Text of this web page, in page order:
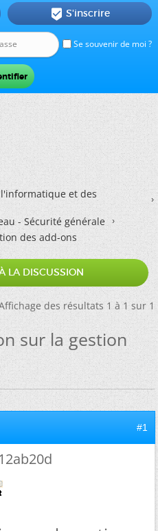
Se souvenir de moi ?
 S'inscrire
et des
- Sécurité générale
des add-ons
LA DISCUSSION
des résultats 1 à 1 sur 1
sur la gestion
#1